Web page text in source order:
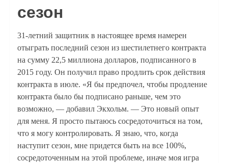
сезон
31-летний защитник в настоящее время намерен
отыграть последний сезон из шестилетнего контракта
на сумму 22,5 миллиона долларов, подписанного в
2015 году. Он получил право продлить срок действия
контракта в июле. «Я бы предпочел, чтобы продление
контракта было бы подписано раньше, чем это
возможно, — добавил Экхольм. — Это новый опыт
для меня. Я просто пытаюсь сосредоточиться на том,
что я могу контролировать. Я знаю, что, когда
наступит сезон, мне придется быть на все 100%,
сосредоточенным на этой проблеме, иначе моя игра